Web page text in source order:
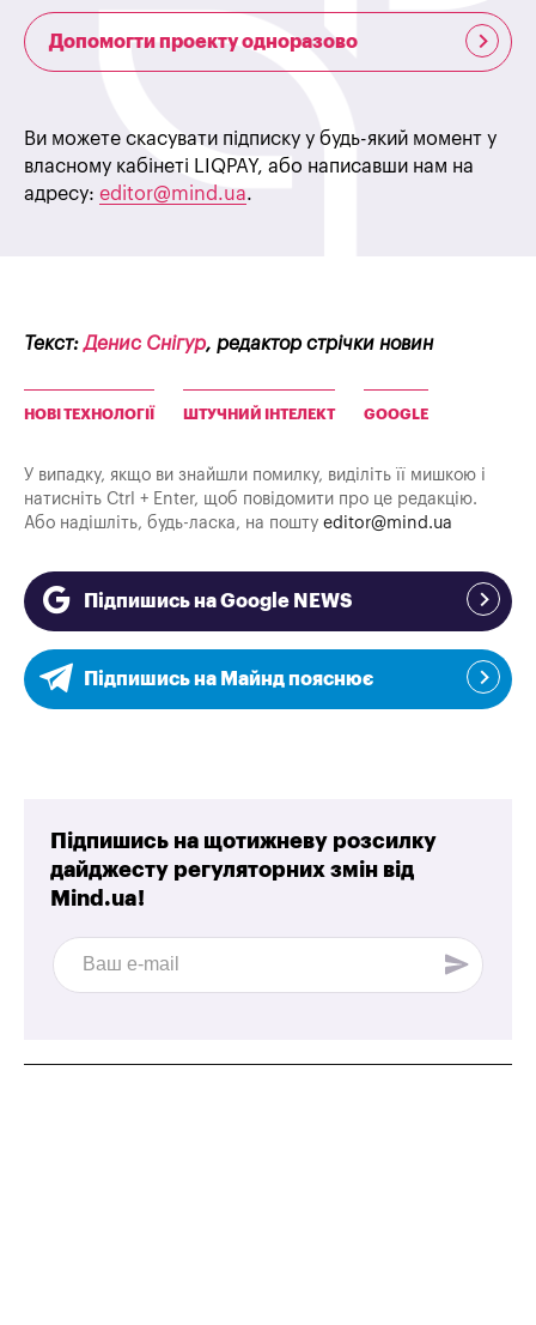
Допомогти проекту одноразово
Ви можете скасувати підписку у будь-який момент у
власному кабінеті LIQPAY, або написавши нам на
адресу: editor@mind.ua.
Текст:Денис Снігур, редактор стрічки новин
НОВІ ТЕХНОЛОГІЇ ШТУЧНИЙ ІНТЕЛЕКТ GOOGLE
У випадку, якщо ви знайшли помилку, виділіть її мишкою і
натисніть Ctrl + Enter, щоб повідомити про це редакцію.
Або надішліть, будь-ласка, на пошту editor@mind.ua
Підпишись на Google NEWS
Підпишись на Майнд пояснює
Підпишись на щотижневу розсилку
дайджесту регуляторних змін від
Mind.ua!